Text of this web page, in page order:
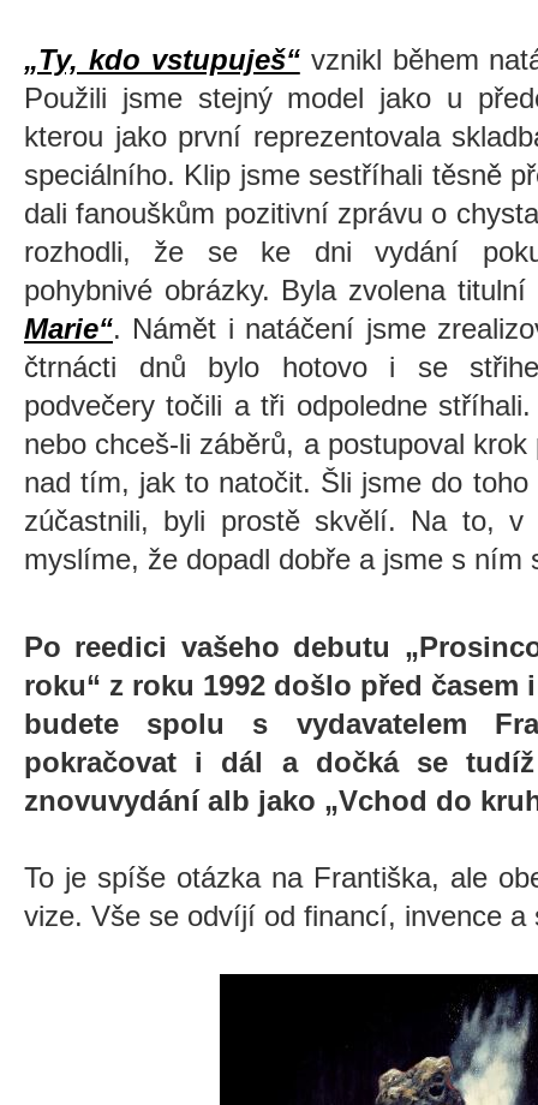
„Ty, kdo vstupuješ“vznikl během
Použili jsme stejný model jako u
kterou jako první reprezentovala
speciálního. Klip jsme sestříhali těsně
dali fanouškům pozitivní zprávu o
rozhodli, že se ke dni vydání
pohybnivé obrázky. Byla zvolena
Marie“. Námět i natáčení jsme
čtrnácti dnů bylo hotovo i se
podvečery točili a tři odpoledne
nebo chceš-li záběrů, a postupoval
nad tím, jak to natočit. Šli jsme do
zúčastnili, byli prostě skvělí. Na to,
myslíme, že dopadl dobře a jsme s ním
Po reedici vašeho debutu
roku“ z roku 1992 došlo před časem
budete spolu s vydavatelem
pokračovat i dál a dočká se
znovuvydání alb jako „Vchod do
To je spíše otázka na Františka, ale
vize. Vše se odvíjí od financí, invence a